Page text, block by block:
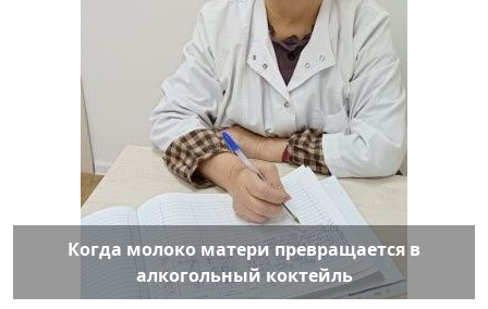
Когда молоко матери превращается в
алкогольный коктейль